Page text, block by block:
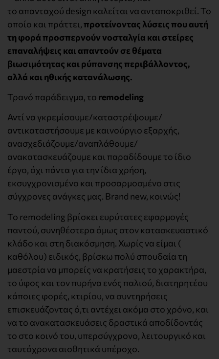
το απανταχού design καλείται να ανταποκριθεί. Το
οποίο και πράττει,προτείνοντας λύσεις που αυτή
τη φορά προσπερνούν νοσταλγία και στείρες
επαναλήψεις και απαντούν σε θέματα
βιωσιμότητας και ρύπανσης περιβάλλοντος,
αλλά και ηθικής κατανάλωσης.
Τρανό παράδειγμα, το remodeling
Αντί να γκρεμίσουμε/καταστρέψουμε/
αντικαταστήσουμε με καινούργιο εξαρχής,
ανασχεδιάζουμε/αναπλάθουμε/
ανακατασκευάζουμε και παραδίδουμε το ίδιο
έργο, όχι πάντα για την ίδια χρήση,
εκσυγχρονισμένο και προσαρμοσμένο στις
σύγχρονες ανάγκες μας. Brand new, κοινώς!
Το remodeling βρίσκει ευρύτατες εφαρμογές
παντού, συνηθέστερα όμως στον κατασκευαστικό
κλάδο και στη διακόσμηση. Χωρίς να είμαι (
καθόλου) ειδικός, βρίσκω πολύ σπουδαία τη
μαεστρία να μπορείς να κρατήσεις το χαρακτήρα,
το ύφος και τον πυρήνα ενός παλιού, διατηρητέου
κάποιες φορές, κτιρίου, να συντηρήσεις
επισκευάζοντας ό,τι αντέχει ακόμα στο χρόνο, και
να το ανακατασκευάσεις δραστικά αποδίδοντάς
το στο κοινό του, υπερσύγχρονο, λειτουργικό και
ταυτόχρονα αισθητικά υπέροχο.